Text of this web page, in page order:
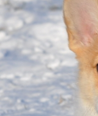
МІФИ
ФАКТИ
БЛОГ